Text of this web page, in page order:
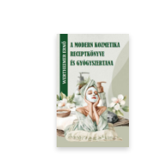
Társadalomtudomány
Természettudomány
Történelem